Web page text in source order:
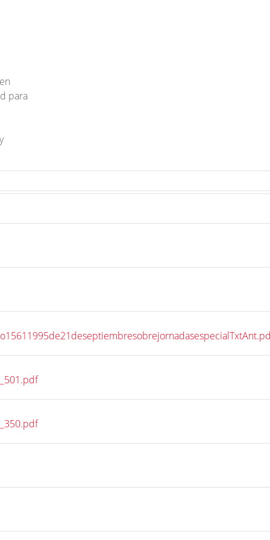
para